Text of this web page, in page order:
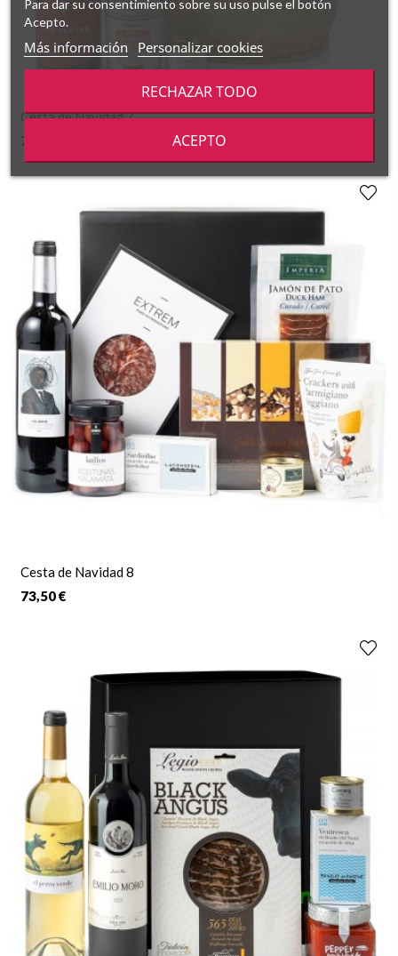
Cesta de Navidad 7
71,35 €
Cesta de Navidad 8
73,50 €
Para dar su consentimiento sobre su uso pulse el botón
Acepto.
Más información Personalizar cookies
RECHAZAR TODO
ACEPTO